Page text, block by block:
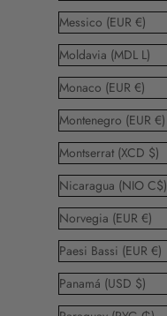
Messico (EUR €)
Moldavia (MDL L)
Monaco (EUR €)
Montenegro (EUR €)
Montserrat (XCD $)
Nicaragua (NIO C$)
Norvegia (EUR €)
Paesi Bassi (EUR €)
Panamá (USD $)